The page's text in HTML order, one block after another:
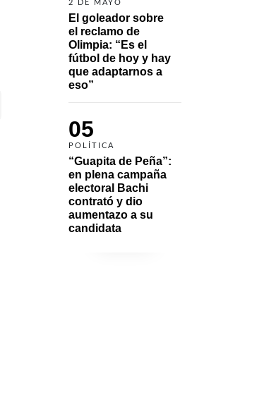
2 DE MAYO
El goleador sobre
el reclamo de
Olimpia: “Es el
fútbol de hoy y hay
que adaptarnos a
eso”
05
POLÍTICA
“Guapita de Peña”:
en plena campaña
electoral Bachi
contrató y dio
aumentazo a su
candidata